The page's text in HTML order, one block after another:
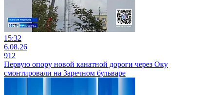
15:32
6.08.26
912
Первую опору новой канатной дороги через Оку
смонтировали на Заречном бульваре